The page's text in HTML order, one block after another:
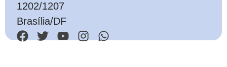
1202/1207
Brasília/DF